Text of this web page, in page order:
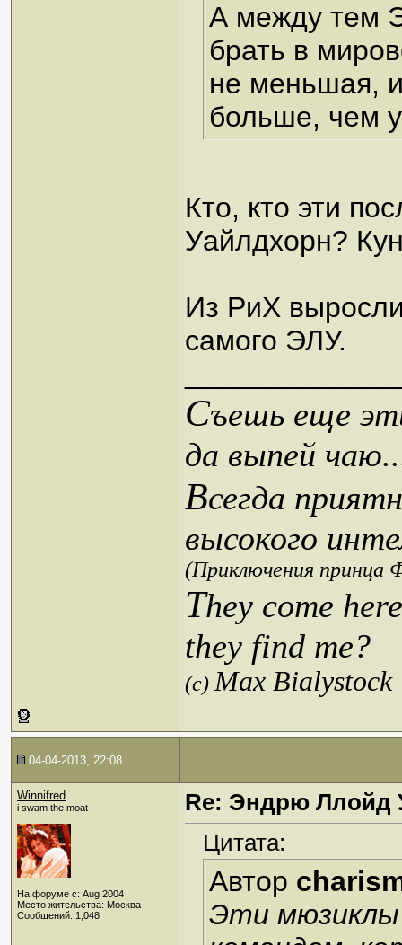
А между тем
брать в
не меньшая,
больше, чем
Кто, кто эти
Уайлдхорн?
Из РиХ
самого ЭЛУ.
Съешь еще
да выпей
Всегда
высокого
(Приключения принца
They come
they find me?
(c)Max Bialystock
04-04-2013, 22:08
Winnifred
i swam the moat
На форуме с: Aug 2004
Место жительства: Москва
Сообщений: 1,048
Re: Эндрю Ллойд
Цитата:
Автор
Эти мюзиклы